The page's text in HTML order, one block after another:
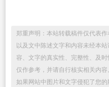
郑重声明：本站转载稿件仅代表
以及文中陈述文字和内容未经本
容、文字的真实性、完整性、及
仅作参考，并请自行核实相关内
如果网站中图片和文字侵犯了您的